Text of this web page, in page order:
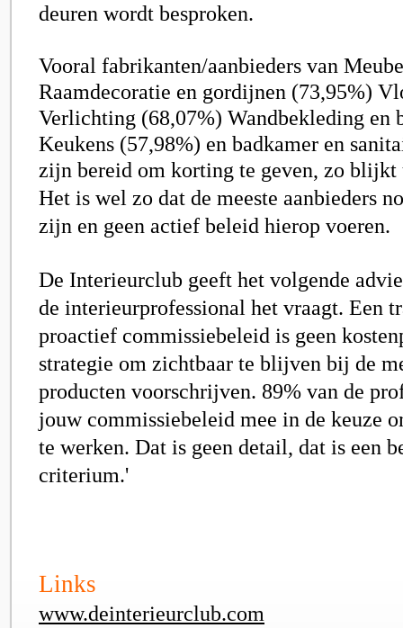
deuren wordt besproken.
Vooral fabrikanten/aanbieders van
Raamdecoratie en gordijnen (73,95%)
Verlichting (68,07%) Wandbekleding en
Keukens (57,98%) en badkamer en
zijn bereid om korting te geven, zo blijkt
Het is wel zo dat de meeste aanbieders
zijn en geen actief beleid hierop voeren.
De Interieurclub geeft het volgende
de interieurprofessional het vraagt. Een
proactief commissiebeleid is geen
strategie om zichtbaar te blijven bij de
producten voorschrijven. 89% van de
jouw commissiebeleid mee in de keuze
te werken. Dat is geen detail, dat is een
criterium.'
Links
www.deinterieurclub.com